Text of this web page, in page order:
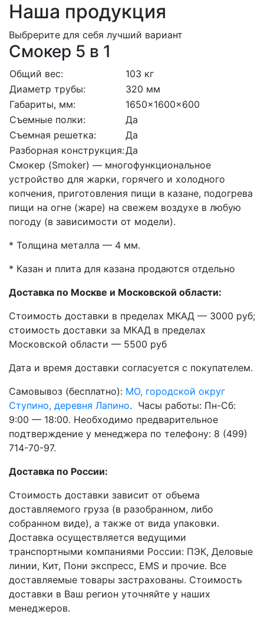
Наша продукция
Выбрерите для себя лучший вариант
Смокер 5 в 1
Общий вес:
103 кг
Диаметр трубы:
320 мм
Габариты, мм:
1650x1600x600
Съемные полки:
Да
Съемная решетка:
Да
Разборная конструкция:Да
Смокер (Smoker) — многофункциональное
устройство для жарки, горячего и холодного
копчения, приготовления пищи в казане, подогрева
пищи на огне (жаре) на свежем воздухе в любую
погоду (в зависимости от модели).
* Толщина металла — 4 мм.
* Казан и плита для казана продаются отдельно
Доставка по Москве и Московской области:
Стоимость доставки в пределах МКАД — 3000 руб;
стоимость доставки за МКАД в пределах
Московской области — 5500 руб
Дата и время доставки согласуется с покупателем.
Самовывоз (бесплатно): МО, городской округ
Ступино, деревня Лапино. Часы работы: Пн-Сб:
9:00 — 18:00. Необходимо предварительное
подтверждение у менеджера по телефону: 8 (499)
714-70-97.
Доставка по России:
Стоимость доставки зависит от объема
доставляемого груза (в разобранном, либо
собранном виде), а также от вида упаковки.
Доставка осуществляется ведущими
транспортными компаниями России: ПЭК, Деловые
линии, Кит, Пони экспресс, EMS и прочие. Все
доставляемые товары застрахованы. Стоимость
доставки в Ваш регион уточняйте у наших
менеджеров.